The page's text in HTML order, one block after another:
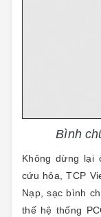
Bình
Không dừng lại
cứu hỏa, TCP
Nạp, sạc bình
thế hệ thống